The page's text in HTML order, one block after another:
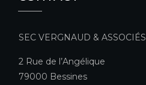
SEC VERGNAUD & ASSOCIÉS
2 Rue de l’Angélique
79000 Bessines